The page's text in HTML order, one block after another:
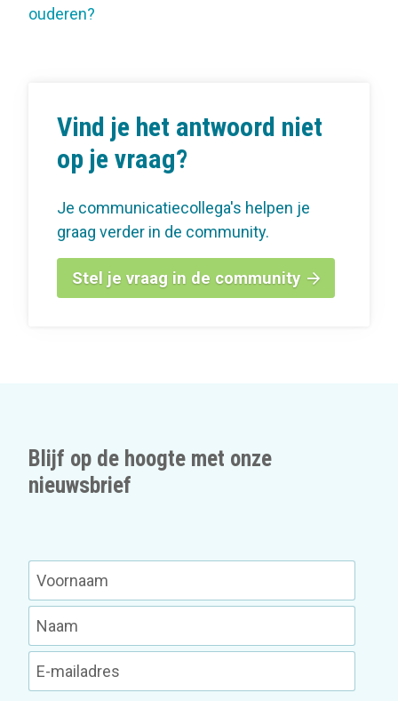
ouderen?
Vind je het antwoord niet
op je vraag?
Je communicatiecollega's helpen je
graag verder in de community.
Stel je vraag in de community
Blijf op de hoogte met onze
nieuwsbrief